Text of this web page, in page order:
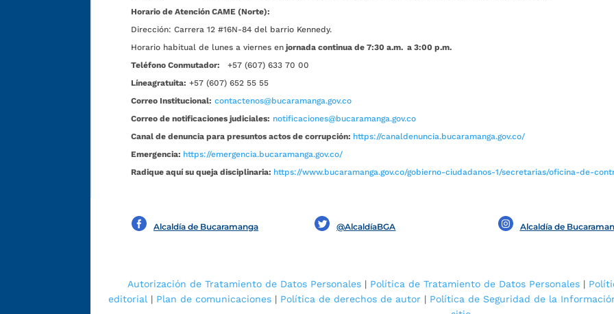
Horario de Atención CAME (Norte):
Dirección: Carrera 12 #16N-84 del barrio Kennedy.
Horario habitual de lunes a viernes en jornada continua de 7:30 a.m. a 3:00 p.m.
Teléfono Conmutador:
+57 (607) 633 70 00
Líneagratuita: +57 (607) 652 55 55
Correo Institucional: contactenos@bucaramanga.gov.co
Correo de notificaciones judiciales: notificaciones@bucaramanga.gov.co
Canal de denuncia para presuntos actos de corrupción: https://canaldenuncia.bucaramanga.gov.co/
Emergencia: https://emergencia.bucaramanga.gov.co/
Radique aquí su queja disciplinaria: https://www.bucaramanga.gov.co/gobierno-ciudadanos-1/secretarias/oficina-de-
Alcaldía de Bucaramanga @AlcaldíaBGA Alcaldía de
Autorización de Tratamiento de Datos Personales | Política de Tratamiento de Datos Personales |
editorial | Plan de comunicaciones | Política de derechos de autor | Política de Seguridad de la